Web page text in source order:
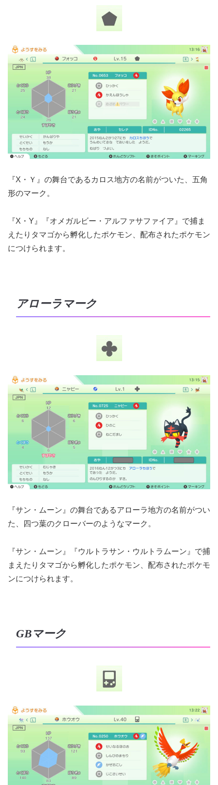
『X・Ｙ』の舞台であるカロス地方の名前がついた、五角
形のマーク。
『X・Y』『オメガルビー・アルファサファイア』で捕ま
えたりタマゴから孵化したポケモン、配布されたポケモン
につけられます。
アローラマーク
『サン・ムーン』の舞台であるアローラ地方の名前がつい
た、四つ葉のクローバーのようなマーク。
『サン・ムーン』『ウルトラサン・ウルトラムーン』で捕
まえたりタマゴから孵化したポケモン、配布されたポケモ
ンにつけられます。
GBマーク